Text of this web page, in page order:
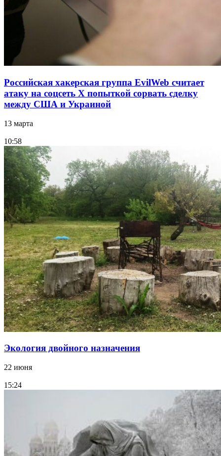
Российская хакерская группа EvilWeb считает
атаку на соцсеть Х попыткой сорвать сделку
между США и Украиной
13 марта
10:58
Экология двойного назначения
22 июня
15:24